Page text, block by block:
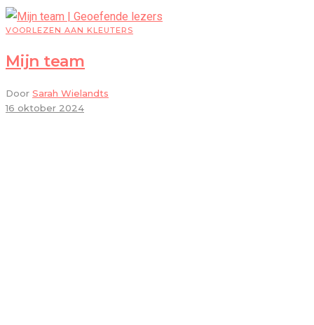
VOORLEZEN AAN KLEUTERS
Mijn team
Door Sarah Wielandts
16 oktober 2024